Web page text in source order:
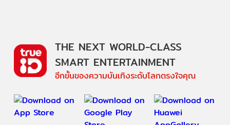
THE NEXT WORLD-CLASS
SMART ENTERTAINMENT
อีกขั้นของความบันเทิงระดับโลกตรงใจคุณ